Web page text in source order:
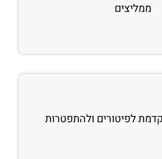
ממליצים
לפיטורים ולהתפטרות